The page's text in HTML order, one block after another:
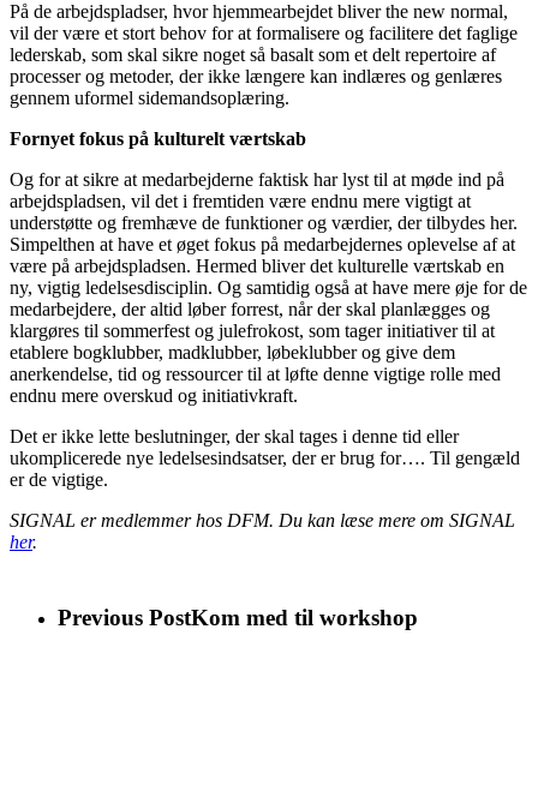
På de arbejdspladser, hvor hjemmearbejdet bliver the new normal,
vil der være et stort behov for at formalisere og facilitere det faglige
lederskab, som skal sikre noget så basalt som et delt repertoire af
processer og metoder, der ikke længere kan indlæres og genlæres
gennem uformel sidemandsoplæring.
Fornyet fokus på kulturelt værtskab
Og for at sikre at medarbejderne faktisk har lyst til at møde ind på
arbejdspladsen, vil det i fremtiden være endnu mere vigtigt at
understøtte og fremhæve de funktioner og værdier, der tilbydes her.
Simpelthen at have et øget fokus på medarbejdernes oplevelse af at
være på arbejdspladsen. Hermed bliver det kulturelle værtskab en
ny, vigtig ledelsesdisciplin. Og samtidig også at have mere øje for de
medarbejdere, der altid løber forrest, når der skal planlægges og
klargøres til sommerfest og julefrokost, som tager initiativer til at
etablere bogklubber, madklubber, løbeklubber og give dem
anerkendelse, tid og ressourcer til at løfte denne vigtige rolle med
endnu mere overskud og initiativkraft.
Det er ikke lette beslutninger, der skal tages i denne tid eller
ukomplicerede nye ledelsesindsatser, der er brug for…. Til gengæld
er de vigtige.
SIGNAL er medlemmer hos DFM. Du kan læse mere om SIGNAL
her.
Previous PostKom med til workshop